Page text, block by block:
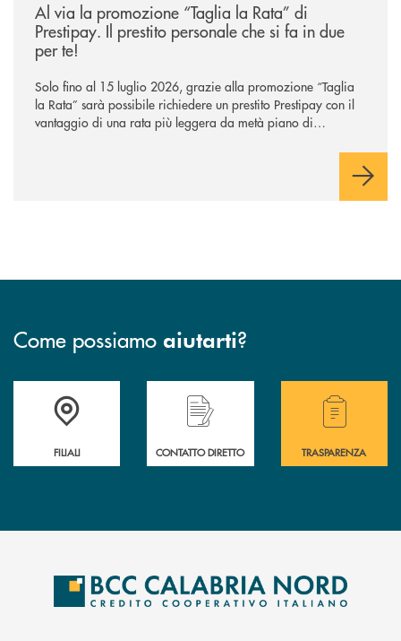
Al via la promozione “Taglia la Rata” di
Prestipay. Il prestito personale che si fa in due
per te!
Solo fino al 15 luglio 2026, grazie alla promozione “Taglia
la Rata” sarà possibile richiedere un prestito Prestipay con il
vantaggio di una rata più leggera da metà piano di
Come possiamo aiutarti?
Trova la filiale più vicina a te
FILIALI
Hai bisogno di assistenza immediata ?
CONTATTO DIRETTO
Hai bisogno di
TRASPARENZA